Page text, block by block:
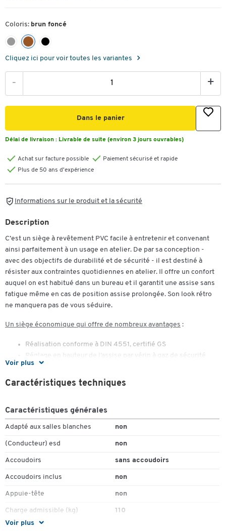
Coloris: brun foncé
Cliquez ici pour voir toutes les variantes
- +
Dans le panier
Délai de livraison : Livrable de suite (environ 3 jours ouvrables)
Achat sur facture possible
Paiement sécurisé et rapide
Plus de 50 ans d'expérience
Informations sur le produit et la sécurité
Voir plus
Description
C’est un siège à revêtement PVC facile à entretenir et convenant
ainsi parfaitement à un usage en atelier. De par sa conception -
avec des objectifs de durabilité et de sécurité - il est destiné à
résister aux contraintes quotidiennes en atelier. Il offre un confort
auquel on est habitué dans un bureau et il garantit une assise sans
fatigue même en cas de position assise prolongée. Son look rétro
ne manquera pas de vous séduire.
Un siège économique qui offre de nombreux avantages :
Réalisation conforme à DIN 4551, certifié GS
Réglage en hauteur de l’assise par vérin à gaz de sécurité
Dossier à effet de balancier, réglable en hauteur et en
inclinaison
Protection périmétrique des chants de l’assise et du dossier
la position assise
Piétement stable à 5 branches en fonte alu polie
Revêtement PVC : 74 % coton, 26 % polyuréthane, env. 490
g/m²
Dimensions hors tout : l. 610 x P 610 x H 780-910 mm
Poids : 10 kg
Voir plus
Caractéristiques techniques
Caractéristiques générales
Adapté aux salles blanches non
(Conducteur) esd non
Accoudoirs sans accoudoirs
Accoudoirs inclus non
Appuie-tête non
Charge admissible (kg) 110
Coloris de l'assise du siège